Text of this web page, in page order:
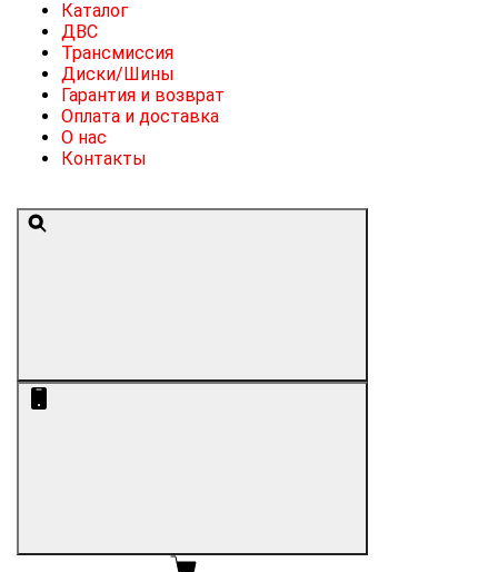
Каталог
ДВС
Трансмиссия
Диски/Шины
Гарантия и возврат
Оплата и доставка
О нас
Контакты